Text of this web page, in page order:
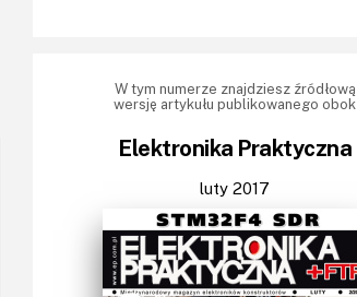
Sterowniki (kontrolery)
Światło
Technika μP, μC, PLD
Termometry i termostaty
Zasilanie/Moc
Zdalne sterowanie
W tym numerze znajdziesz źródłową
wersję artykułu publikowanego obok
Elektronika Praktyczna
luty 2017